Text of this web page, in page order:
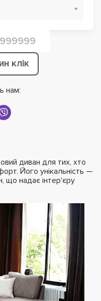
клік
нам:
диван для тих, хто
Його унікальність —
що надає інтер'єру